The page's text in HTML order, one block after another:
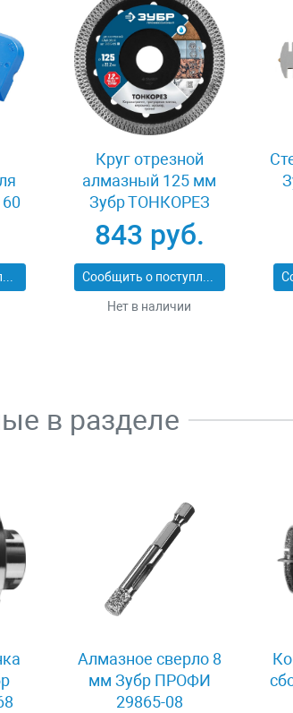
Сообщить о поступлении
Круг отрезной
алмазный 125 мм
Зубр ТОНКОРЕЗ
36659-125_z01
843 руб.
Сообщить о поступлении
Нет в наличии
в разделе
Алмазное сверло 8
мм Зубр ПРОФИ
29865-08